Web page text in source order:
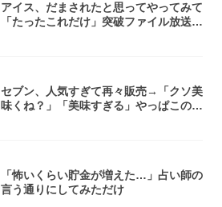
アイス、だまされたと思ってやってみて
「たったこれだけ」突破ファイル放送で
セブン、人気すぎて再々販売→「クソ美
味くね？」「美味すぎる」やっぱこのク
「怖いくらい貯金が増えた…」占い師の
言う通りにしてみただけ